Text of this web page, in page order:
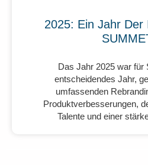
2025: Ein Jahr Der
Das Jahr 2025 war für
entscheidendes Jahr,
umfassenden
Produktverbesserungen,
Talente und einer